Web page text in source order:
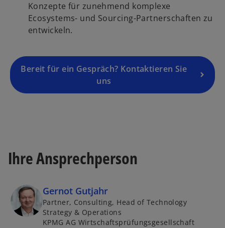
Konzepte für zunehmend komplexe
Ecosystems- und Sourcing-Partnerschaften zu
entwickeln.
Bereit für ein Gespräch? Kontaktieren Sie
uns
e
e
t
Ihre Ansprechperson
Gernot Gutjahr
Partner, Consulting, Head of Technology
Strategy & Operations
KPMG AG Wirtschaftsprüfungsgesellschaft